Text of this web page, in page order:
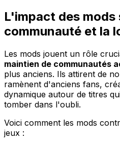
L'impact des mods
communauté et la
Les mods jouent un rôle
maintien de communautés
plus anciens. Ils attirent de
ramènent d'anciens fans,
dynamique autour de titres
tomber dans l'oubli.
Voici comment les mods
jeux :